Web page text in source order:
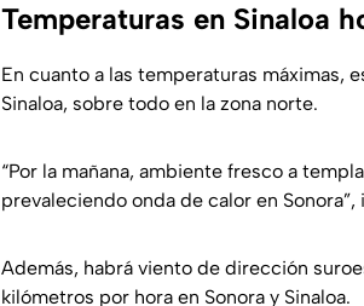
Temperaturas en Sinaloa
En cuanto a las temperaturas máximas,
Sinaloa, sobre todo en la zona norte.
“Por la mañana, ambiente fresco a
prevaleciendo onda de calor en
Además, habrá viento de dirección
kilómetros por hora en Sonora y Sinaloa.